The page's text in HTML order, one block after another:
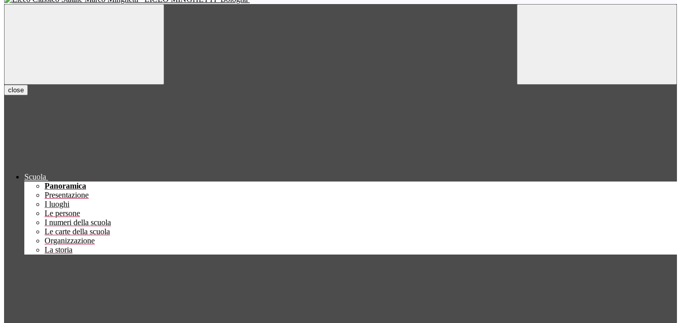
close
Scuola
Panoramica
Presentazione
I luoghi
Le persone
I numeri della scuola
Le carte della scuola
Organizzazione
La storia